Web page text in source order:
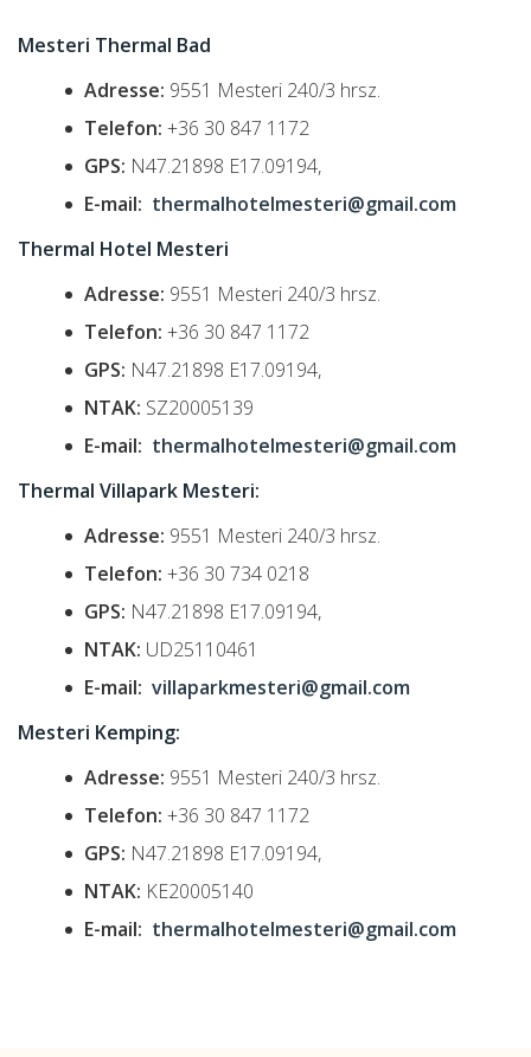
Mesteri Thermal Bad
Adresse: 9551 Mesteri 240/3 hrsz.
Telefon: +36 30 847 1172
GPS: N47.21898 E17.09194,
E-mail: thermalhotelmesteri@gmail.com
Thermal Hotel Mesteri
Adresse: 9551 Mesteri 240/3 hrsz.
Telefon: +36 30 847 1172
GPS: N47.21898 E17.09194,
NTAK: SZ20005139
E-mail: thermalhotelmesteri@gmail.com
Thermal Villapark Mesteri:
Adresse: 9551 Mesteri 240/3 hrsz.
Telefon: +36 30 734 0218
GPS: N47.21898 E17.09194,
NTAK: UD25110461
E-mail: villaparkmesteri@gmail.com
Mesteri Kemping:
Adresse: 9551 Mesteri 240/3 hrsz.
Telefon: +36 30 847 1172
GPS: N47.21898 E17.09194,
NTAK: KE20005140
E-mail: thermalhotelmesteri@gmail.com